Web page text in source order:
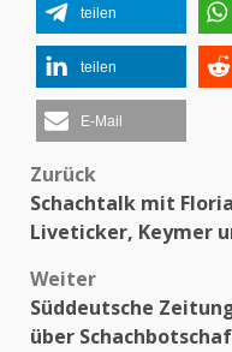
teilen
teilen
E-Mail
Zurück
Schachtalk mit
Liveticker, Keymer
Weiter
Süddeutsche
über